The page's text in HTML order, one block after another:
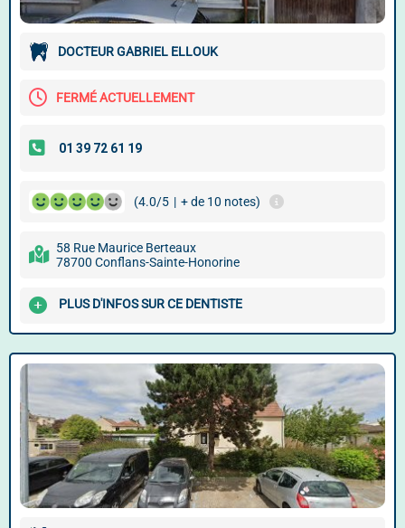
DOCTEUR GABRIEL ELLOUK
FERMÉ ACTUELLEMENT
(4.0/5 | + de 10 notes)
58 Rue Maurice Berteaux
78700 Conflans-Sainte-Honorine
PLUS D'INFOS SUR CE DENTISTE